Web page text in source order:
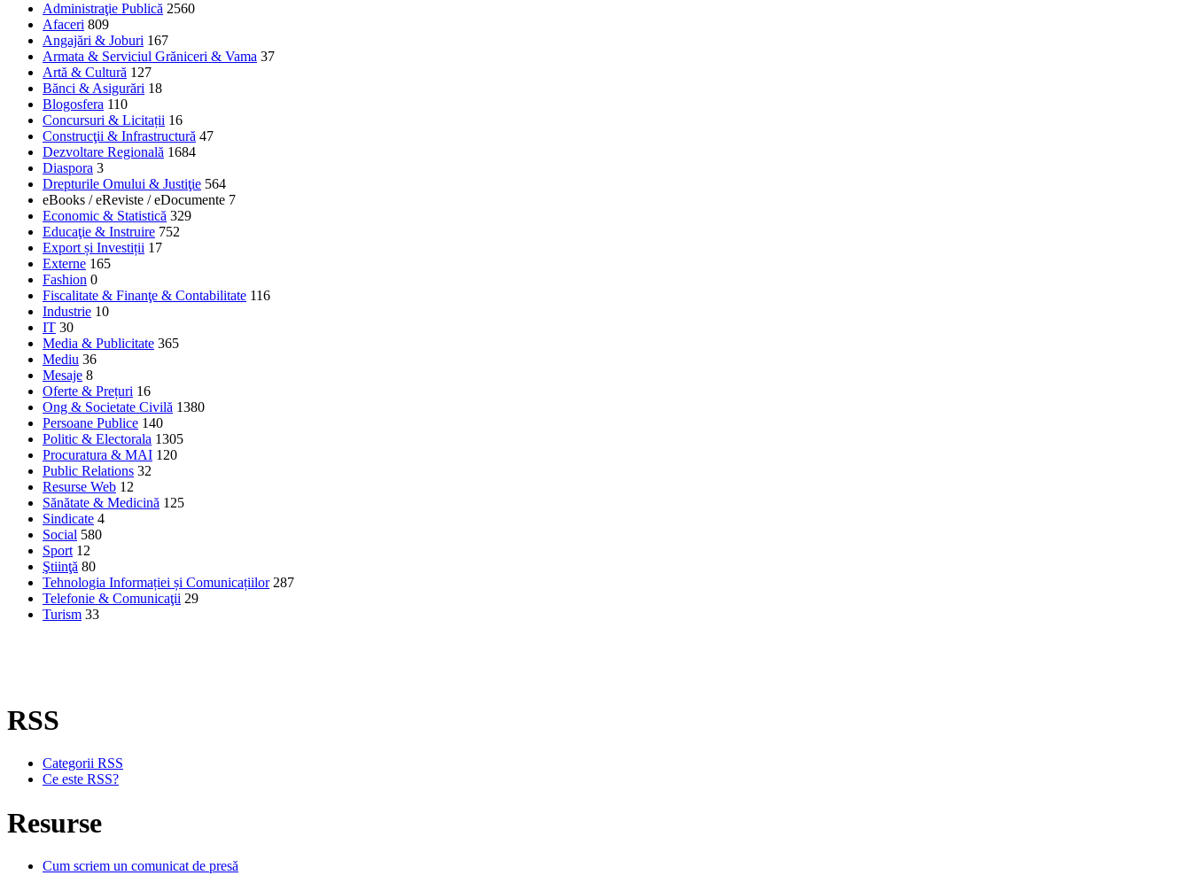
Administraţie Publică 2560
Afaceri 809
Angajări & Joburi 167
Armata & Serviciul Grăniceri & Vama 37
Artă & Cultură 127
Bănci & Asigurări 18
Blogosfera 110
Concursuri & Licitații 16
Construcţii & Infrastructură 47
Dezvoltare Regională 1684
Diaspora 3
Drepturile Omului & Justiţie 564
eBooks / eReviste / eDocumente 7
Economic & Statistică 329
Educaţie & Instruire 752
Export și Investiții 17
Externe 165
Fashion 0
Fiscalitate & Finanţe & Contabilitate 116
Industrie 10
IT 30
Media & Publicitate 365
Mediu 36
Mesaje 8
Oferte & Prețuri 16
Ong & Societate Civilă 1380
Persoane Publice 140
Politic & Electorala 1305
Procuratura & MAI 120
Public Relations 32
Resurse Web 12
Sănătate & Medicină 125
Sindicate 4
Social 580
Sport 12
Ştiinţă 80
Tehnologia Informației și Comunicațiilor 287
Telefonie & Comunicaţii 29
Turism 33
RSS
Categorii RSS
Ce este RSS?
Resurse
Cum scriem un comunicat de presă